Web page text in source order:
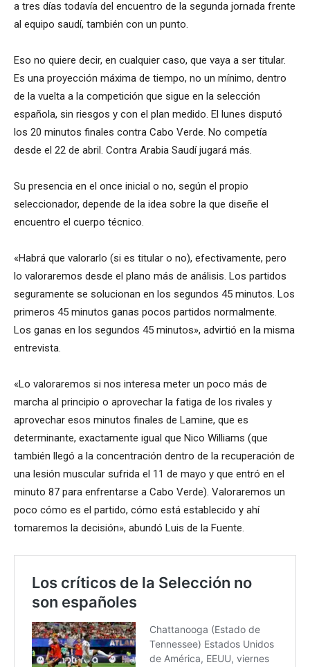
a tres días todavía del encuentro de la segunda jornada frente
al equipo saudí, también con un punto.
Eso no quiere decir, en cualquier caso, que vaya a ser titular.
Es una proyección máxima de tiempo, no un mínimo, dentro
de la vuelta a la competición que sigue en la selección
española, sin riesgos y con el plan medido. El lunes disputó
los 20 minutos finales contra Cabo Verde. No competía
desde el 22 de abril. Contra Arabia Saudí jugará más.
Su presencia en el once inicial o no, según el propio
seleccionador, depende de la idea sobre la que diseñe el
encuentro el cuerpo técnico.
«Habrá que valorarlo (si es titular o no), efectivamente, pero
lo valoraremos desde el plano más de análisis. Los partidos
seguramente se solucionan en los segundos 45 minutos. Los
primeros 45 minutos ganas pocos partidos normalmente.
Los ganas en los segundos 45 minutos», advirtió en la misma
entrevista.
«Lo valoraremos si nos interesa meter un poco más de
marcha al principio o aprovechar la fatiga de los rivales y
aprovechar esos minutos finales de Lamine, que es
determinante, exactamente igual que Nico Williams (que
también llegó a la concentración dentro de la recuperación de
una lesión muscular sufrida el 11 de mayo y que entró en el
minuto 87 para enfrentarse a Cabo Verde). Valoraremos un
poco cómo es el partido, cómo está establecido y ahí
tomaremos la decisión», abundó Luis de la Fuente.